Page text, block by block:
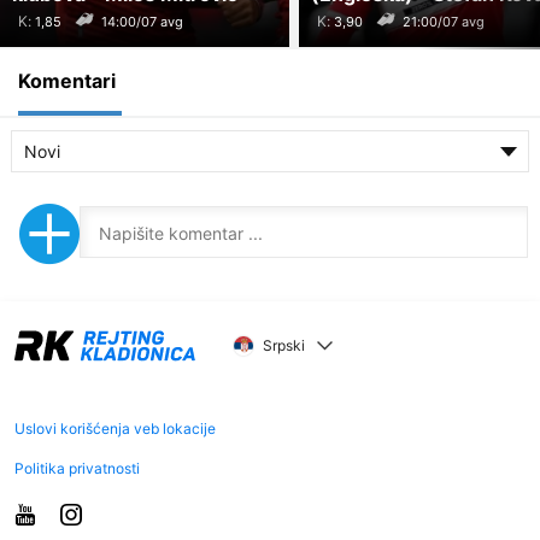
K: 14:00/07 avg K: 21:00/07 avg
Komentari
Novi
Srpski
Uslovi korišćenja veb lokacije
Politika privatnosti